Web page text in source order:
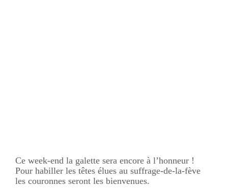
Ce week-end la galette sera encore à l’honneur !
Pour habiller les têtes élues au suffrage-de-la-fève
les couronnes seront les bienvenues.